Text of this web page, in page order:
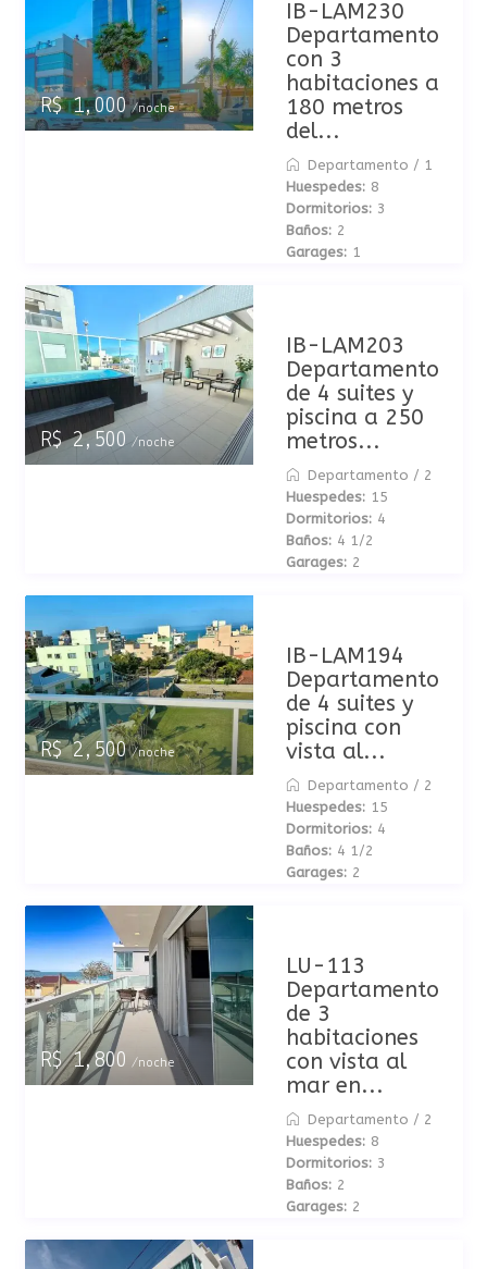
R$ 1,000/noche
IB-LAM230
Departamento
con 3
habitaciones a
180 metros
del...
Departamento / 1
Huespedes: 8
Dormitorios: 3
Baños: 2
Garages: 1
R$ 2,500/noche
IB-LAM203
Departamento
de 4 suites y
piscina a 250
metros...
Departamento / 2
Huespedes: 15
Dormitorios: 4
Baños: 4 1/2
Garages: 2
R$ 2,500/noche
IB-LAM194
Departamento
de 4 suites y
piscina con
vista al...
Departamento / 2
Huespedes: 15
Dormitorios: 4
Baños: 4 1/2
Garages: 2
R$ 1,800/noche
LU-113
Departamento
de 3
habitaciones
con vista al
mar en...
Departamento / 2
Huespedes: 8
Dormitorios: 3
Baños: 2
Garages: 2